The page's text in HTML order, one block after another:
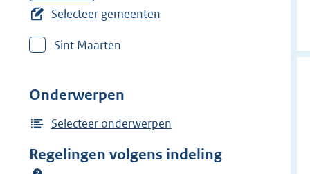
e
w
d
e
f
Selecteer gemeenten
Sint Maarten
Onderwerpen
Selecteer onderwerpen
Regelingen volgens indeling